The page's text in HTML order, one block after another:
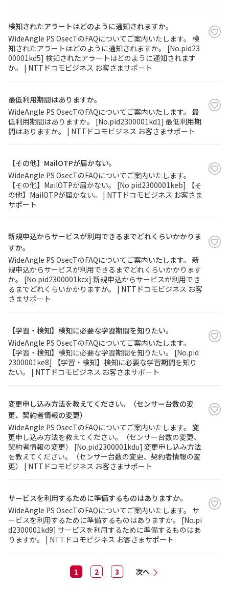
検知されたアラートはどのように通知されますか。
WideAngle PS OsecTのFAQについてご案内いたします。 検
知されたアラートはどのように通知されますか。 [No.pid23
00001kd5] 検知されたアラートはどのように通知されます
か。 | NTTドコモビジネス お客さまサポート
最低利用期間はありますか。
WideAngle PS OsecTのFAQについてご案内いたします。 最
低利用期間はありますか。 [No.pid2300001kd1] 最低利用期
間はありますか。 | NTTドコモビジネス お客さまサポート
【その他】MailOTPが届かない。
WideAngle PS OsecTのFAQについてご案内いたします。
【その他】MailOTPが届かない。 [No.pid2300001keb] 【そ
の他】MailOTPが届かない。 | NTTドコモビジネス お客さま
サポート
新規申込からサービスが利用できるまでどれくらいかかりま
すか。
WideAngle PS OsecTのFAQについてご案内いたします。 新
規申込からサービスが利用できるまでどれくらいかかります
か。 [No.pid2300001kcx] 新規申込からサービスが利用でき
るまでどれくらいかかりますか。 | NTTドコモビジネス お客
さまサポート
【学習・検知】検知に必要な学習期間を知りたい。
WideAngle PS OsecTのFAQについてご案内いたします。
【学習・検知】検知に必要な学習期間を知りたい。 [No.pid
2300001ke8] 【学習・検知】検知に必要な学習期間を知り
たい。 | NTTドコモビジネス お客さまサポート
変更申し込み方法を教えてください。（センサー台数の変
更、契約者情報の変更）
WideAngle PS OsecTのFAQについてご案内いたします。 変
更申し込み方法を教えてください。（センサー台数の変更、
契約者情報の変更） [No.pid2300001kdu] 変更申し込み方法
を教えてください。（センサー台数の変更、契約者情報の変
更） | NTTドコモビジネス お客さまサポート
サービスを利用するために準備するものはありますか。
WideAngle PS OsecTのFAQについてご案内いたします。 サ
ービスを利用するために準備するものはありますか。 [No.pi
d2300001kd9] サービスを利用するために準備するものはあ
りますか。 | NTTドコモビジネス お客さまサポート
1 2 3 次へ